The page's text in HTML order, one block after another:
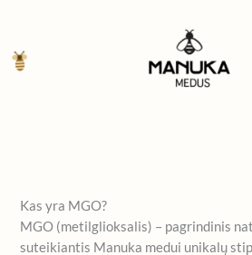
turinio
Kas yra MGO?
MGO (metilglioksalis) – pagrindinis
suteikiantis Manuka medui unikalų